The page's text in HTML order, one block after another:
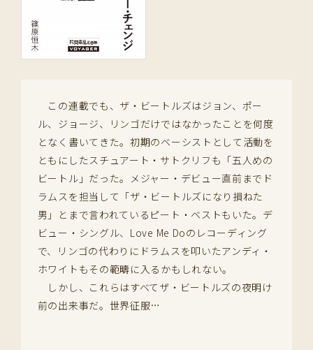
この連載でも、ザ・ビートルズはジョン、ポー
ル、ジョージ、リンゴだけではなかったことを何度
となく書いてきた。初期のベーシストとして活動を
ともにしたスチュアート・サトクリフも「五人めの
ビートル」だった。メジャー・デビュー直前までド
ラムスを担当して「ザ・ビートルズになり損ねた
男」とまで言われているピート・ベストもいた。デ
ビュー・シングル、Love Me Doのレコーディング
で、リンゴの代わりにドラムスを叩いたアンディ・
ホワイトもその範疇に入るかもしれない。
しかし、これらはすべてザ・ビートルズの夜明け
前の出来事だ。世界征服…